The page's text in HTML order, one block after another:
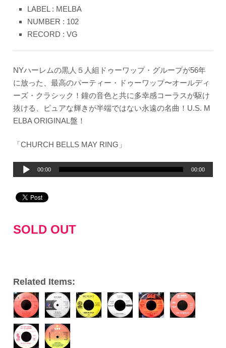
LABEL : MELBA
NUMBER : 102
RECORD : VG
NYハーレムの黒人５人組ドゥーワップ・グループが56年
に放った、最高のパーティー・ドゥーワップ〜オールディ
ーズ・クラシック！鐘の音色と共に多幸感コーラスが駆け
抜ける、ピュアな輝きが半端ではない永遠の名曲！U.S. M
ELBA ORIGINAL盤！
「CHURCH BELLS MAY RING」
プ
ヤ
00:00 00:00
SOLD OUT
Related Items: